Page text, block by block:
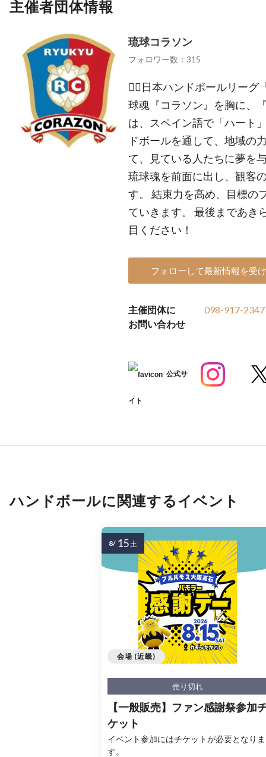
主催者団体情報
琉球コラソン
フォロワー数：315
🤾‍♂️日本ハンドボールリー
球魂『コラソン』を胸に、
は、スペイン語で「ハート
ドボールを通して、地域の
て、見ている人たちに夢を
琉球魂を前面に出し、観客
す。 結束力を高め、目標の
ていきます。 最後まであき
目ください！
フォローして最新情報を受
主催団体に
お問い合わせ
098-917-2347
公式サ
イト
ハンドボールに関連するイベント
売り切れ
【一般販売】ファン感謝祭参加
ケット
イベント参加にはチケットが必要となりま
す。
会場 (近畿)
8/ 15土